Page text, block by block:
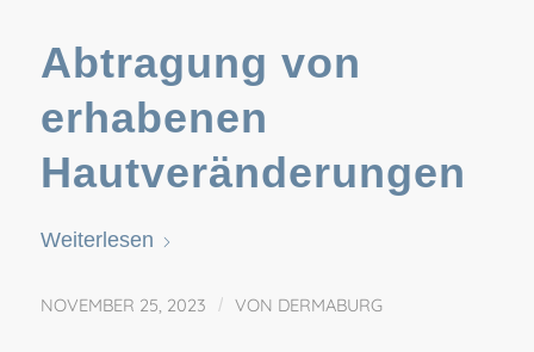
Abtragung von
erhabenen
Hautveränderungen
Weiterlesen
NOVEMBER 25, 2023 / VON DERMABURG